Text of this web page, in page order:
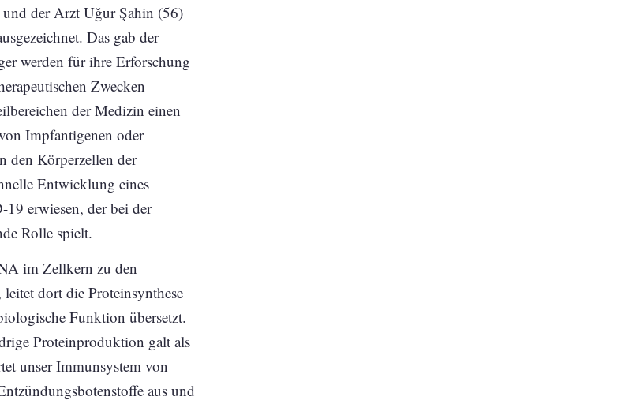
der Arzt Uğur Şahin (56)
Das gab der
werden für ihre Erforschung
Zwecken
der Medizin einen
Impfantigenen oder
den Körperzellen der
Entwicklung eines
erwiesen, der bei der
Rolle spielt.
im Zellkern zu den
dort die Proteinsynthese
Funktion übersetzt.
Proteinproduktion galt als
unser Immunsystem von
aus und